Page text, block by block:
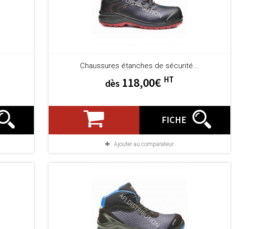
Chaussures étanches de sécurité...
dès 118,00€ HT
FICHE
Ajouter au comparateur